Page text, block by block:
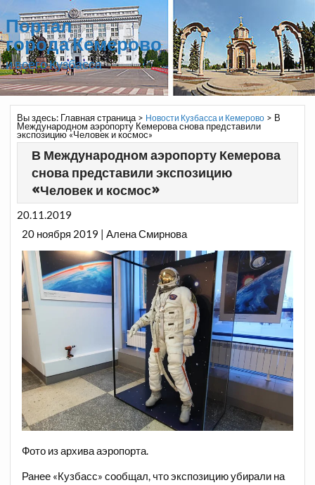
Портал
города Кемерово
и всего Кузбасса
Вы здесь: Главная страница> Новости Кузбасса и Кемерово> В
Международном аэропорту Кемерова снова представили
экспозицию «Человек и космос»
В Международном аэропорту Кемерова
снова представили экспозицию
«Человек и космос»
20.11.2019
20 ноября 2019 | Алена Смирнова
Фото из архива аэропорта.
Ранее «Кузбасс» сообщал, что экспозицию убирали на